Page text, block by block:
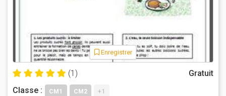
Enregistrer
(1)
Gratuit
Classe :
CM1 CM2 +1